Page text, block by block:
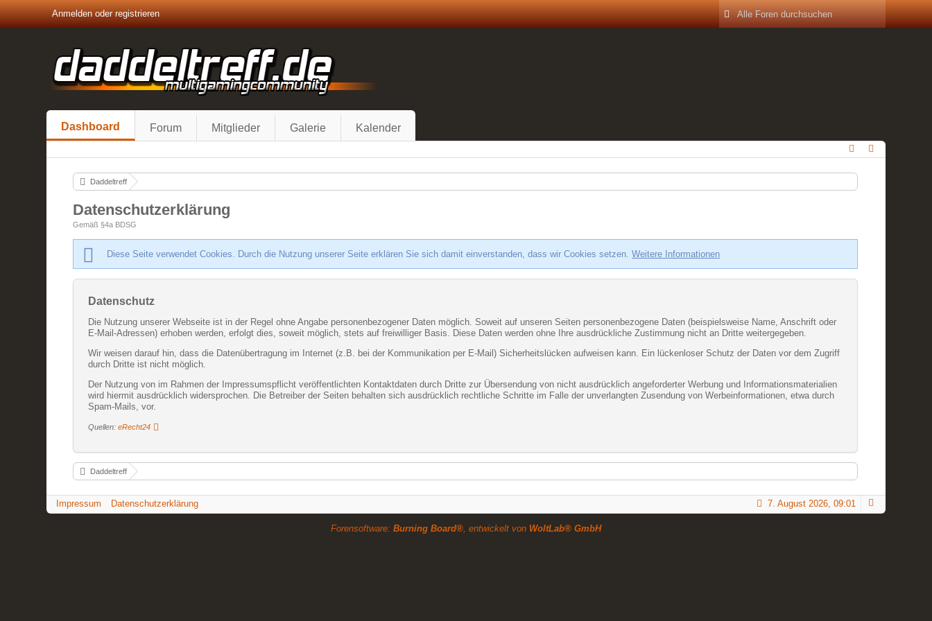
Anmelden oder registrieren
Dashboard Forum Mitglieder Galerie Kalender
Daddeltreff
Datenschutzerklärung
Gemäß §4a BDSG
Diese Seite verwendet Cookies. Durch die Nutzung unserer Seite erklären Sie sich damit einverstanden, dass wir Cookies setzen.Weitere Informationen
Datenschutz
Die Nutzung unserer Webseite ist in der Regel ohne Angabe personenbezogener Daten möglich. Soweit auf unseren Seiten personenbezogene Daten (beispielsweise Name, Anschrift oder
E-Mail-Adressen) erhoben werden, erfolgt dies, soweit möglich, stets auf freiwilliger Basis. Diese Daten werden ohne Ihre ausdrückliche Zustimmung nicht an Dritte weitergegeben.
Wir weisen darauf hin, dass die Datenübertragung im Internet (z.B. bei der Kommunikation per E-Mail) Sicherheitslücken aufweisen kann. Ein lückenloser Schutz der Daten vor dem Zugriff
durch Dritte ist nicht möglich.
Der Nutzung von im Rahmen der Impressumspflicht veröffentlichten Kontaktdaten durch Dritte zur Übersendung von nicht ausdrücklich angeforderter Werbung und Informationsmaterialien
wird hiermit ausdrücklich widersprochen. Die Betreiber der Seiten behalten sich ausdrücklich rechtliche Schritte im Falle der unverlangten Zusendung von Werbeinformationen, etwa durch
Spam-Mails, vor.
Quellen:eRecht24
Daddeltreff
Impressum Datenschutzerklärung 7. August 2026, 09:01
Forensoftware: Burning Board®, entwickelt von WoltLab® GmbH